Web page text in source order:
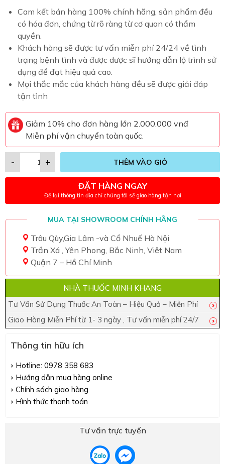
Cam kết bán hàng 100% chính hãng, sản phẩm đều
có hóa đơn, chứng từ rõ ràng từ cơ quan có thẩm
quyền.
Khách hàng sẽ được tư vấn miễn phí 24/24 về tình
trạng bệnh tình và được dược sĩ hướng dẫn lộ trình sử
dụng để đạt hiệu quả cao.
Mọi thắc mắc của khách hàng đều sẽ được giải đáp
tận tình
Giảm 10% cho đơn hàng lớn 2.000.000 vnđ
Miễn phí vận chuyển toàn quốc.
+
- THÊM VÀO GIỎ
ĐẶT HÀNG NGAY
Để lại thông tin địa chỉ chúng tôi sẽ giao hàng tận nơi
MUA TẠI SHOWROOM CHÍNH HÃNG
Trâu Qùy,Gia Lâm -và Cổ Nhuế Hà Nội
Trần Xá , Yên Phong, Bắc Ninh, Viêt Nam
Quận 7 – Hồ Chí Minh
NHÀ THUỐC MINH KHANG
Tư Vấn Sử Dụng Thuốc An Toàn – Hiệu Quả – Miễn Phí
Giao Hàng Miễn Phí từ 1- 3 ngày , Tư vấn miễn phí 24/7
Thông tin hữu ích
Hotline: 0978 358 683
Hướng dẫn mua hàng online
Chính sách giao hàng
Hình thức thanh toán
Tư vấn trực tuyến